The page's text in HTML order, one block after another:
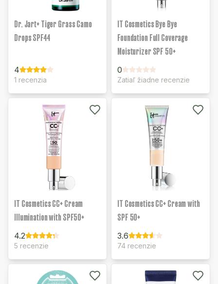
Dr. Jart+ Tiger Grass Camo
Drops SPF44
4
1 recenzia
IT Cosmetics Bye Bye
Foundation Full Coverage
Moisturizer SPF 50+
0
Zatiaľ žiadne recenzie
IT Cosmetics CC+ Cream
Illumination with SPF50+
4.2
5 recenzie
IT Cosmetics CC+ Cream with
SPF 50+
3.6
74 recenzie